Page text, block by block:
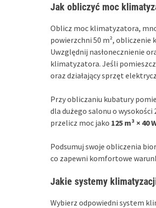
Jak obliczyć moc
Oblicz moc klimatyzatora,
powierzchni 50 m², obliczenie
Uwzględnij nasłonecznienie
klimatyzatora. Jeśli
oraz działający sprzęt
Przy obliczaniu kubatury
dla dużego salonu o
przelicz moc jako 125 m³ × 40
Podsumuj swoje obliczenia
co zapewni komfortowe
Jakie systemy
Wybierz odpowiedni system